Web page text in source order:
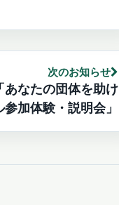
次のお知らせ
あなたの団体を助け
加体験・説明会」